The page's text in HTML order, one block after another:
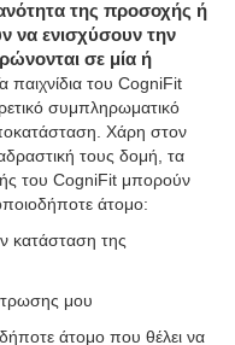
της προσοχής ή
να ενισχύσουν την
σε μία ή
παιχνίδια του CogniFit
συμπληρωματικό
Χάρη στον
τους δομή, τα
του CogniFit μπορούν
άτομο:
κατάσταση της
μου
άτομο που θέλει να